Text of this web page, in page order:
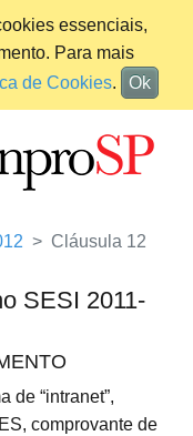
essenciais,
Para mais
de Cookies. Ok
Cláusula 12
SESI 2011-
de “intranet”,
comprovante de